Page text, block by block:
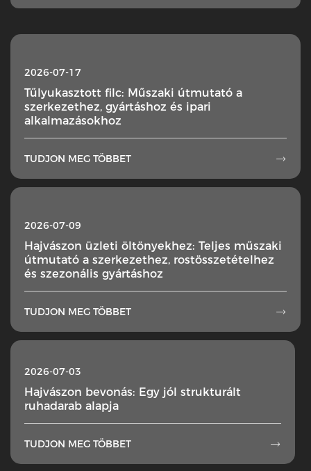
2026-07-17
Tűlyukasztott filc: Műszaki útmutató a
szerkezethez, gyártáshoz és ipari
alkalmazásokhoz
TUDJON MEG TÖBBET 
2026-07-09
Hajvászon üzleti öltönyekhez: Teljes műszaki
útmutató a szerkezethez, rostösszetételhez
és szezonális gyártáshoz
TUDJON MEG TÖBBET 
2026-07-03
Hajvászon bevonás: Egy jól strukturált
ruhadarab alapja
TUDJON MEG TÖBBET 